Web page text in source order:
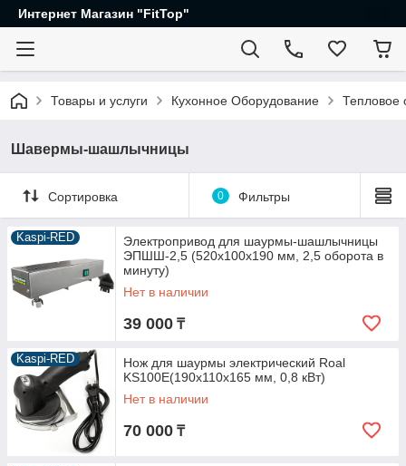
Интернет Магазин "FitTop"
Товары и услуги Кухонное Оборудование Тепловое
Шавермы-шашлычницы
Сортировка 0 Фильтры
Kaspi-RED
Электропривод для шаурмы-шашлычницы
ЭПШШ-2,5 (520х100х190 мм, 2,5 оборота в
минуту)
Нет в наличии
39 000 ₸
Kaspi-RED
Нож для шаурмы электрический Roal
KS100E(190х110х165 мм, 0,8 кВт)
Нет в наличии
70 000 ₸